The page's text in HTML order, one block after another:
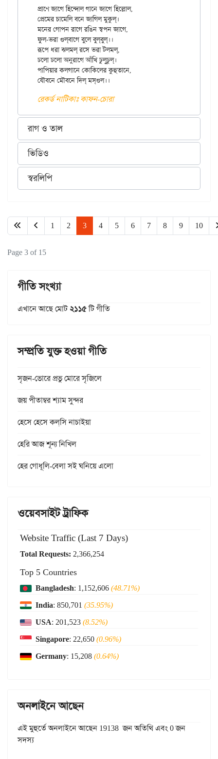
প্রাণে জাগে হিন্দোল গানে জাগে হিল্লোল,
প্রেমের চামেলি বনে জাগিল মুকুল্।
মনের গোপন রাগে রঙিন স্বপন জাগে,
ফুল-ভরা গুল্‌বাগে বুলে বুল্‌বুল্‌।।
রূপে ধরা ঝলমল্ রসে ভরা টলমল্,
ঢলো ঢলো অনুরাগে আঁখি ঢুলুঢুল্।
পাপিয়ার কলগানে কোকিলের কুহুতানে,
রেকর্ড নাটিকাঃ কাফন-চোরা
রাগ ও তাল
ভিডিও
স্বরলিপি
1 2 3 4 5 6 7 8 9 10
Page 3 of 15
গীতি সংখ্যা
এখানে আছে মোট২১১৫টি গীতি
সম্প্রতি যুক্ত হওয়া গীতি
সৃজন-ভোরে প্রভু মোরে সৃজিলে
জয় পীতাম্বর শ্যাম সুন্দর
হেসে হেসে কল্‌সি নাচাইয়া
হেরি আজ শূন্য নিখিল
হের গোধূলি-বেলা সই ঘনিয়ে এলো
ওয়েবসাইট ট্রাফিক
Website Traffic (Last 7 Days)
Total Requests: 2,366,254
Top 5 Countries
Bangladesh: 1,152,606(48.71%)
India: 850,701 (35.95%)
USA: 201,523(8.52%)
Singapore: 22,650(0.96%)
Germany: 15,208(0.64%)
অনলাইনে আছেন
এই মুহুর্তে অনলাইনে আছেন 19138 জন অতিথি এবং 0 জন
সদস্য